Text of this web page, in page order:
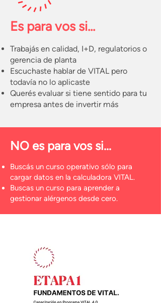
Es para vos si...
Trabajás en calidad, I+D, regulatorios o
gerencia de planta
Escuchaste hablar de VITAL pero
todavía no lo aplicaste
Querés evaluar si tiene sentido para tu
empresa antes de invertir más
NO es para vos si...
Buscás un curso operativo sólo para
cargar datos en la calculadora VITAL.
Buscas un curso para aprender a
gestionar alérgenos desde cero.